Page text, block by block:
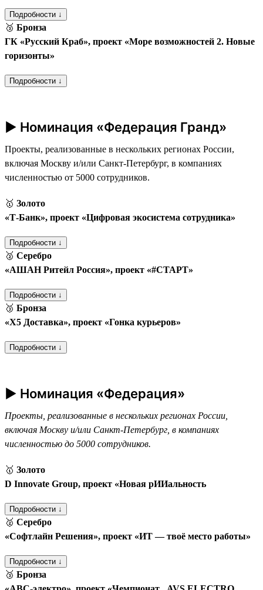
Подробности ↓
🥉 Бронза
ГК «Русский Краб», проект «Море возможностей 2. Новые
горизонты»
Подробности ↓
► Номинация «Федерация Гранд»
Проекты, реализованные в нескольких регионах России,
включая Москву и/или Санкт-Петербург, в компаниях
численностью от 5000 сотрудников.
🥇 Золото
«Т‑Банк», проект «Цифровая экосистема сотрудника»
Подробности ↓
🥈 Серебро
«АШАН Ритейл Россия», проект «#СТАРТ»
Подробности ↓
🥉 Бронза
«Х5 Доставка», проект «Гонка курьеров»
Подробности ↓
► Номинация «Федерация»
Проекты, реализованные в нескольких регионах России,
включая Москву и/или Санкт-Петербург, в компаниях
численностью до 5000 сотрудников.
🥇 Золото
D Innovate Group, проект «Новая рИИальность
Подробности ↓
🥈 Серебро
«Софтлайн Решения», проект «ИТ — твоё место работы»
Подробности ↓
🥉 Бронза